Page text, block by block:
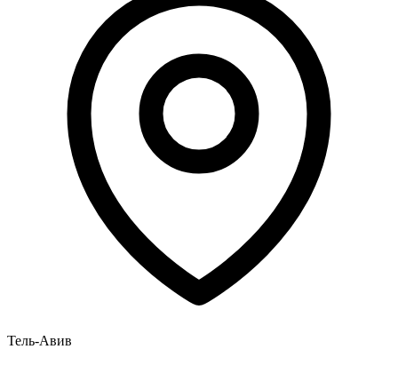
Тель-Авив